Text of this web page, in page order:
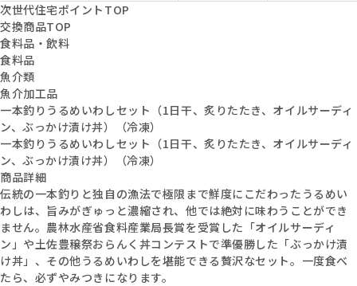
次世代住宅ポイントTOP
交換商品TOP
食料品・飲料
食料品
魚介類
魚介加工品
一本釣りうるめいわしセット（1日干、炙りたたき、オイルサーディ
ン、ぶっかけ漬け丼）（冷凍）
一本釣りうるめいわしセット（1日干、炙りたたき、オイルサーディ
ン、ぶっかけ漬け丼）（冷凍）
商品詳細
伝統の一本釣りと独自の漁法で極限まで鮮度にこだわったうるめい
わしは、旨みがぎゅっと濃縮され、他では絶対に味わうことができ
ません。農林水産省食料産業局長賞を受賞した「オイルサーディ
ン」や土佐豊穣祭おらんく丼コンテストで準優勝した「ぶっかけ漬
け丼」、その他うるめいわしを堪能できる贅沢なセット。一度食べ
たら、必ずやみつきになります。